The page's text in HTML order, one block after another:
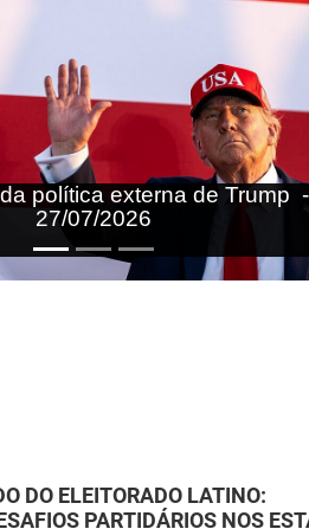
nas agendas doméstica e
do Brasil - 27/07/2026
VIOLAÇÕES JUDICIAIS NA